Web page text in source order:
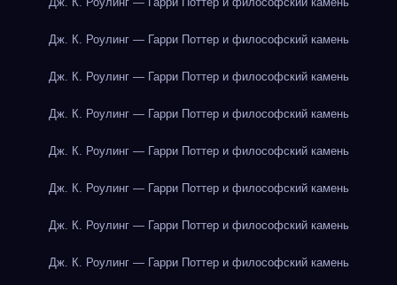
Дж. К. Роулинг — Гарри Поттер и философский камень
Дж. К. Роулинг — Гарри Поттер и философский камень
Дж. К. Роулинг — Гарри Поттер и философский камень
Дж. К. Роулинг — Гарри Поттер и философский камень
Дж. К. Роулинг — Гарри Поттер и философский камень
Дж. К. Роулинг — Гарри Поттер и философский камень
Дж. К. Роулинг — Гарри Поттер и философский камень